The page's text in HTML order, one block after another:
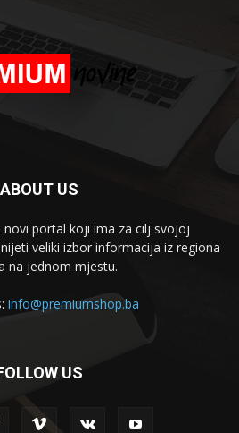
ABOUT US
novi portal koji ima za cilj svojoj
veliki izbor informacija iz regiona
na jednom mjestu.
info@premiumshop.ba
US